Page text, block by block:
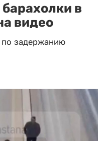
в
видео
задержанию